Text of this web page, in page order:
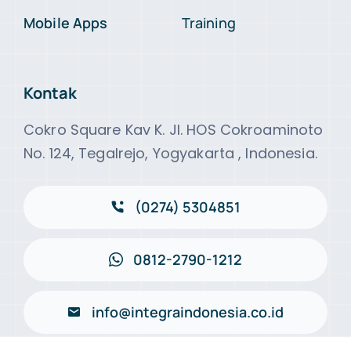
Mobile Apps
Training
Kontak
Cokro Square Kav K. Jl. HOS Cokroaminoto
No. 124, Tegalrejo, Yogyakarta , Indonesia.
(0274) 5304851
0812-2790-1212
info@integraindonesia.co.id